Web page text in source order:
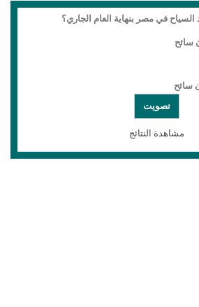
في مصر بنهاية العام الجاري؟
مشاهدة النتائج